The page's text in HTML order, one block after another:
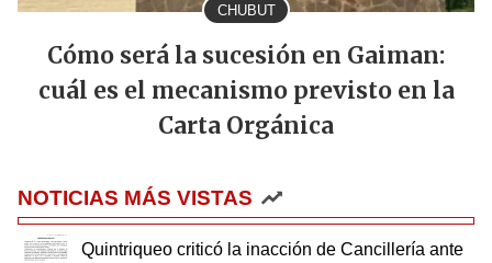
CHUBUT
Cómo será la sucesión en Gaiman:
cuál es el mecanismo previsto en la
Carta Orgánica
NOTICIAS MÁS VISTAS
Quintriqueo criticó la inacción de Cancillería ante